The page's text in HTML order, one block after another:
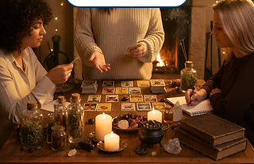
Je me forme